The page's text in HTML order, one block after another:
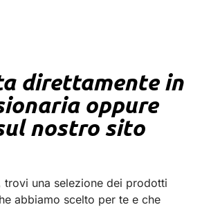
direttamente in
oppure
nostro sito
trovi una selezione dei prodotti
abbiamo scelto per te e che